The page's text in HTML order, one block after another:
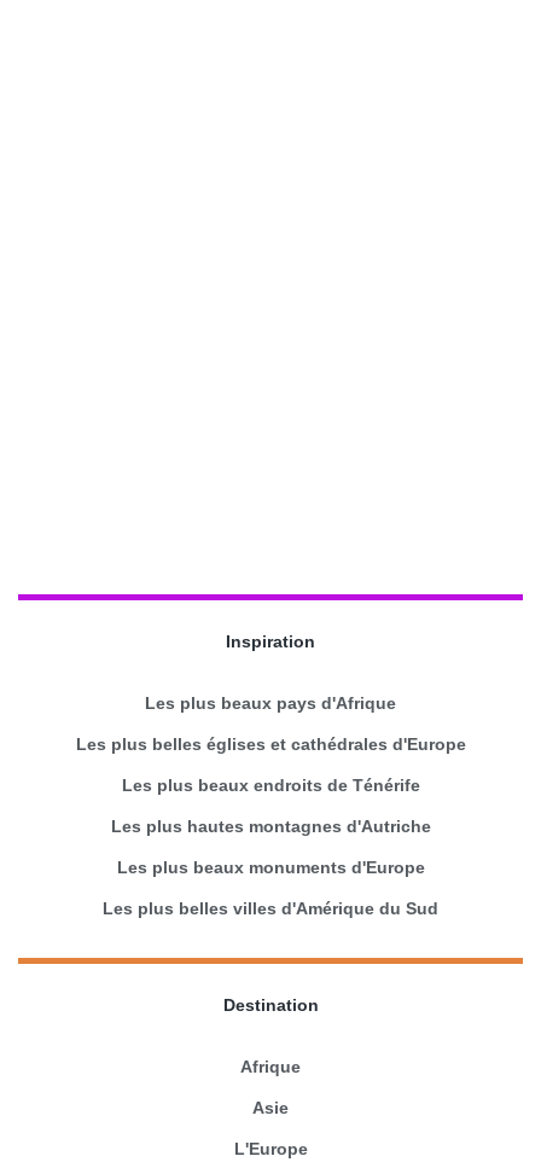
Inspiration
Les plus beaux pays d'Afrique
Les plus belles églises et cathédrales d'Europe
Les plus beaux endroits de Ténérife
Les plus hautes montagnes d'Autriche
Les plus beaux monuments d'Europe
Les plus belles villes d'Amérique du Sud
Destination
Afrique
Asie
L'Europe